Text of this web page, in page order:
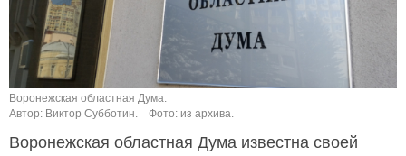
Воронежская областная Дума.
Автор: Виктор Субботин.
Фото: из архива.
Воронежская областная Дума известна своей